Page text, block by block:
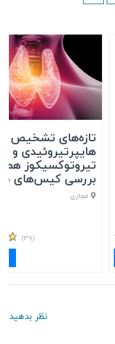
تازه‌های تشخیص و
هایپرتیروئیدی و
تیروتوکسیکوز
بررسی کیس‌های
مجازی
(۳۹)
نظر بدهید